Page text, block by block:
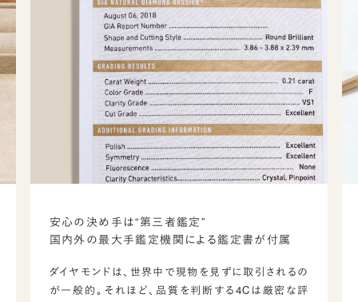
安心の決め手は“第三者鑑定”
国内外の最大手鑑定機関による鑑定書が付属
ダイヤモンドは、世界中で現物を見ずに取引されるの
が一般的。それほど、品質を判断する4Cは厳密な評